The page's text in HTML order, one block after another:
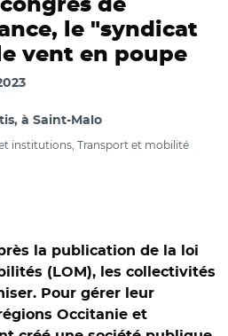
de
le "syndicat
vent en poupe
à Saint-Malo
institutions, Transport et mobilité
la publication de la loi
(LOM), les collectivités
Pour gérer leur
Occitanie et